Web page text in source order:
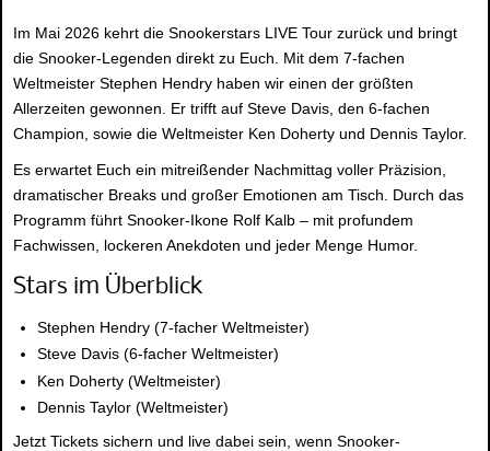
Im Mai 2026 kehrt die Snookerstars LIVE Tour zurück und bringt
die Snooker-Legenden direkt zu Euch. Mit dem 7-fachen
Weltmeister Stephen Hendry haben wir einen der größten
Allerzeiten gewonnen. Er trifft auf Steve Davis, den 6-fachen
Champion, sowie die Weltmeister Ken Doherty und Dennis Taylor.
Es erwartet Euch ein mitreißender Nachmittag voller Präzision,
dramatischer Breaks und großer Emotionen am Tisch. Durch das
Programm führt Snooker-Ikone Rolf Kalb – mit profundem
Fachwissen, lockeren Anekdoten und jeder Menge Humor.
Stars im Überblick
Stephen Hendry (7-facher Weltmeister)
Steve Davis (6-facher Weltmeister)
Ken Doherty (Weltmeister)
Dennis Taylor (Weltmeister)
Jetzt Tickets sichern und live dabei sein, wenn Snooker-